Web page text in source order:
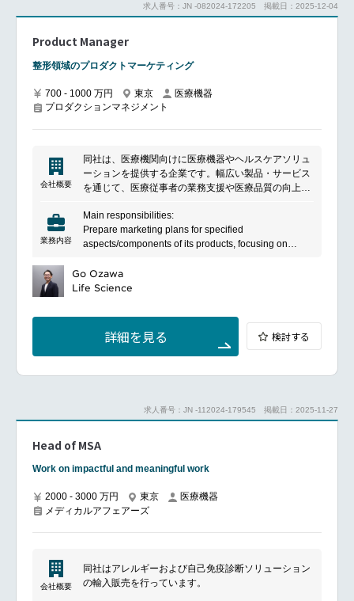
等）における、市場及び自社製品分析、及び実効性を
適切なOPEXの計画策定と効果的なOPEX活用の管
組織運営と人材育成業務目標と人材育成の達成のため
の、必要なリソースの分配と最適化。
後継者の育成を念頭に置いたチームビルディングの推
進。
メンバーが活き活きと互いに切磋琢磨し、協働しなが
求人番号：JN -082024-172205 掲載日：2025-12-04
Product Manager
整形領域のプロダクトマーケティング
700 - 1000 万円 東京
医療機器
プロダクションマネジメント
会社概要
同社は、医療機関向けに医療機器やヘルスケアソリュ
ーションを提供する企業です。幅広い製品・サービス
を通じて、医療従事者の業務支援や医療品質の向上に
ターサポートにも注力し、医療現場の課題解決を支援
しています。
業務内容
Main responsibilities:
Prepare marketing plans for specified
aspects/components of its products, focusing on
Ensure field staff receive appropriate training to
achieve effective delivery of key selling messages
Department and APAC team
Prepare reports on request and forward any territory
information regarding company products in the most
appropriate way
and demonstrations
knowledge about the product and documentation.
initiated
skills and qualifications to ensure that the company
standards and values are met and exceeded
company quality system
Lead the team efficiently to optimize outcomes
Go Ozawa
Life Science
詳細を見る 検討する
求人番号：JN -112024-179545 掲載日：2025-11-27
Head of MSA
Work on impactful and meaningful work
2000 - 3000 万円 東京
医療機器
メディカルアフェアーズ
会社概要
同社はアレルギーおよび自己免疫診断ソリューション
の輸入販売を行っています。